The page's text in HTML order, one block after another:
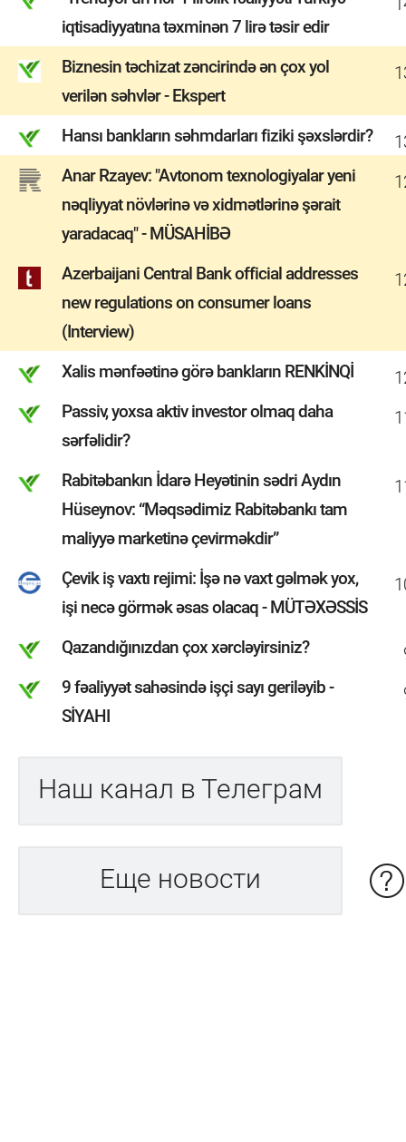
iqtisadiyyatına təxminən 7 lirə təsir edir
Biznesin təchizat zəncirində ən çox yol
verilən səhvlər - Ekspert
Hansı bankların səhmdarları fiziki şəxslərdir?
Anar Rzayev: "Avtonom texnologiyalar yeni
nəqliyyat növlərinə və xidmətlərinə şərait
yaradacaq" - MÜSAHİBƏ
Azerbaijani Central Bank official addresses
new regulations on consumer loans
(Interview)
Xalis mənfəətinə görə bankların RENKİNQİ
Passiv, yoxsa aktiv investor olmaq daha
sərfəlidir?
Rabitəbankın İdarə Heyətinin sədri Aydın
Hüseynov: “Məqsədimiz Rabitəbankı tam
maliyyə marketinə çevirməkdir”
Çevik iş vaxtı rejimi: İşə nə vaxt gəlmək yox,
işi necə görmək əsas olacaq - MÜTƏXƏSSİS
Qazandığınızdan çox xərcləyirsiniz?
9 fəaliyyət sahəsində işçi sayı geriləyib -
SİYAHI
Наш канал в Телеграм
Еще новости